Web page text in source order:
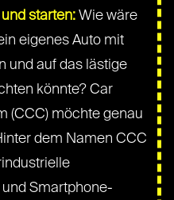
starten: Wie wäre
eigenes Auto mit
und auf das lästige
könnte? Car
(CCC) möchte genau
dem Namen CCC
Smartphone-